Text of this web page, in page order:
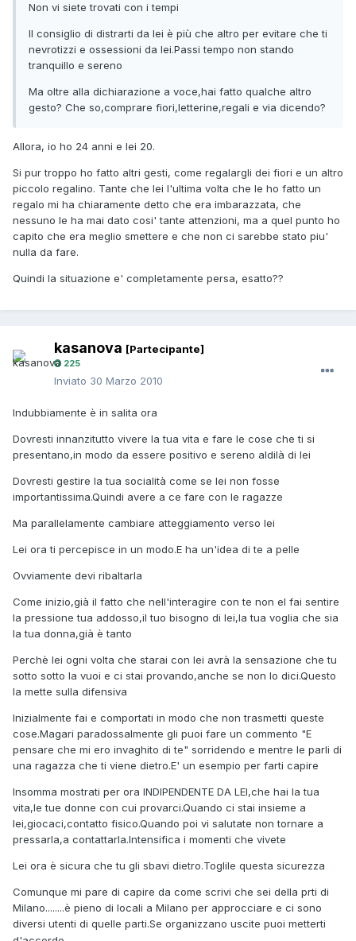
Non vi siete trovati con i tempi
Il consiglio di distrarti da lei è più che altro per evitare che ti
nevrotizzi e ossessioni da lei.Passi tempo non stando
tranquillo e sereno
Ma oltre alla dichiarazione a voce,hai fatto qualche altro
gesto? Che so,comprare fiori,letterine,regali e via dicendo?
Allora, io ho 24 anni e lei 20.
Si pur troppo ho fatto altri gesti, come regalargli dei fiori e un altro
piccolo regalino. Tante che lei l'ultima volta che le ho fatto un
regalo mi ha chiaramente detto che era imbarazzata, che
nessuno le ha mai dato cosi' tante attenzioni, ma a quel punto ho
capito che era meglio smettere e che non ci sarebbe stato piu'
nulla da fare.
Quindi la situazione e' completamente persa, esatto??
kasanova [Partecipante]
225
Inviato 30 Marzo 2010
Indubbiamente è in salita ora
Dovresti innanzitutto vivere la tua vita e fare le cose che ti si
presentano,in modo da essere positivo e sereno aldilà di lei
Dovresti gestire la tua socialità come se lei non fosse
importantissima.Quindi avere a ce fare con le ragazze
Ma parallelamente cambiare atteggiamento verso lei
Lei ora ti percepisce in un modo.E ha un'idea di te a pelle
Ovviamente devi ribaltarla
Come inizio,già il fatto che nell'interagire con te non el fai sentire
la pressione tua addosso,il tuo bisogno di lei,la tua voglia che sia
la tua donna,già è tanto
Perchè lei ogni volta che starai con lei avrà la sensazione che tu
sotto sotto la vuoi e ci stai provando,anche se non lo dici.Questo
la mette sulla difensiva
Inizialmente fai e comportati in modo che non trasmetti queste
cose.Magari paradossalmente gli puoi fare un commento "E
pensare che mi ero invaghito di te" sorridendo e mentre le parli di
una ragazza che ti viene dietro.E' un esempio per farti capire
Insomma mostrati per ora INDIPENDENTE DA LEI,che hai la tua
vita,le tue donne con cui provarci.Quando ci stai insieme a
lei,giocaci,contatto fisico.Quando poi vi salutate non tornare a
pressarla,a contattarla.Intensifica i momenti che vivete
Lei ora è sicura che tu gli sbavi dietro.Toglile questa sicurezza
Comunque mi pare di capire da come scrivi che sei della prti di
Milano........è pieno di locali a Milano per approcciare e ci sono
diversi utenti di quelle parti.Se organizzano uscite puoi metterti